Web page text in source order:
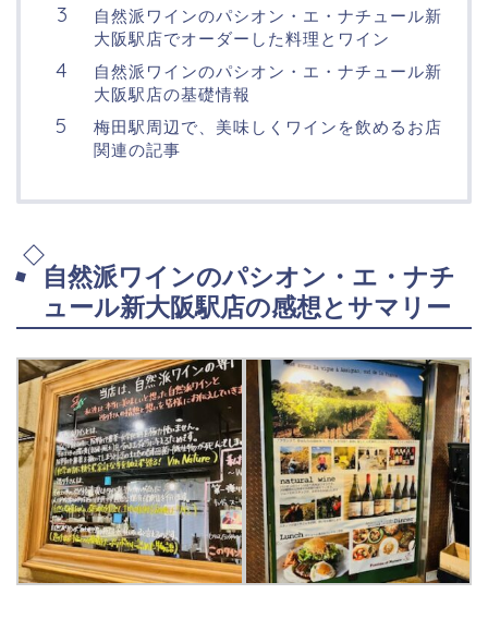
自然派ワインのパシオン・エ・ナチュール新
大阪駅店でオーダーした料理とワイン
自然派ワインのパシオン・エ・ナチュール新
大阪駅店の基礎情報
梅田駅周辺で、美味しくワインを飲めるお店
関連の記事
自然派ワインのパシオン・エ・ナチ
ュール新大阪駅店の感想とサマリー